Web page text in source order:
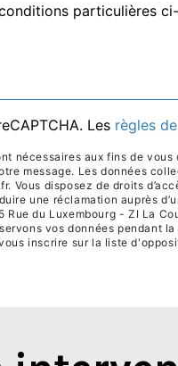
particulières
Les règles
nécessaires aux fins de
message. Les données
Vous disposez de droits
une réclamation auprès
du Luxembourg - ZI La
vos données pendant
inscrire sur la liste